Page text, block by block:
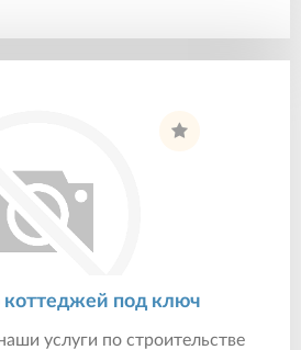
коттеджей под ключ
услуги по строительстве